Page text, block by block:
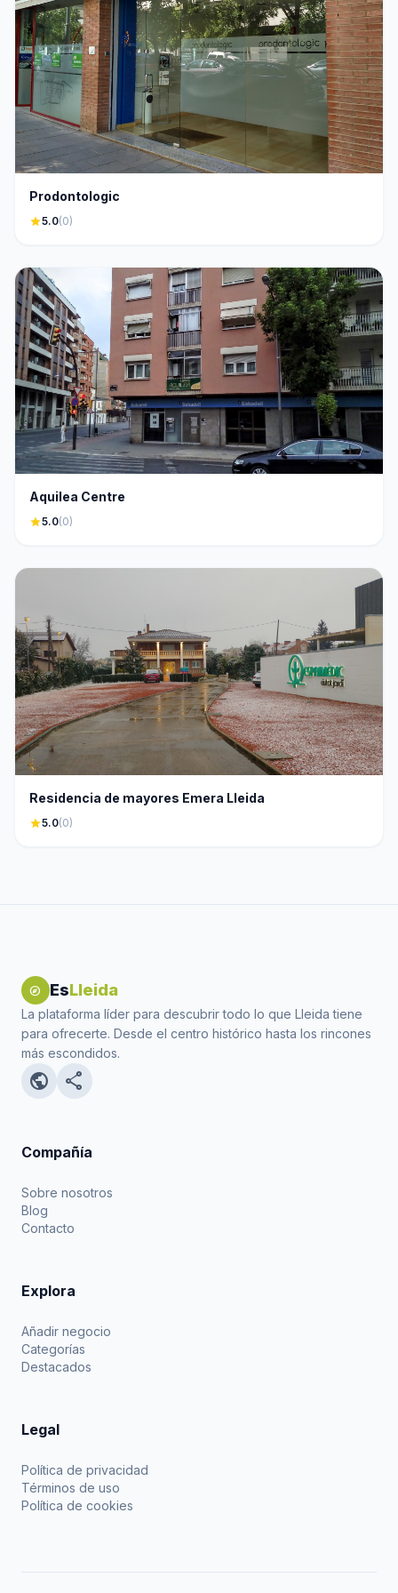
Prodontologic
star5.0(0)
Aquilea Centre
star5.0(0)
Residencia de mayores Emera Lleida
star5.0(0)
explore EsLleida
La plataforma líder para descubrir todo lo que Lleida tiene
para ofrecerte. Desde el centro histórico hasta los rincones
más escondidos.
public share
Compañía
Sobre nosotros
Blog
Contacto
Explora
Añadir negocio
Categorías
Destacados
Legal
Política de privacidad
Términos de uso
Política de cookies